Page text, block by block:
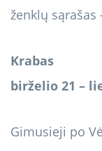
Krabas
birželio 21 –
Gimusieji po